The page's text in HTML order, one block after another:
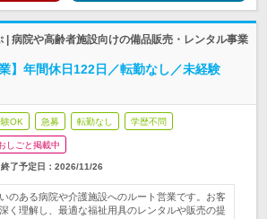
| 病院や高齢者施設向けの備品販売・レンタル事業
】年間休日122日／転勤なし／未経験
OK 急募 転勤なし 学歴不問
しごと掲載中
終了予定日： 2026/11/26
のある病院や介護施設へのルート営業です。お客
く理解し、最適な福祉用具のレンタルや販売の提